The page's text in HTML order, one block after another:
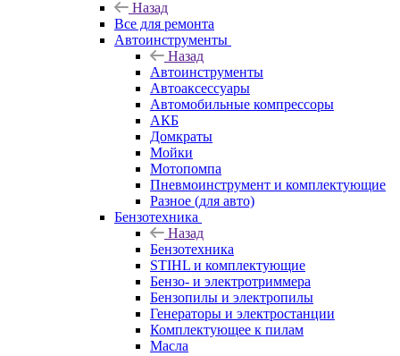
Назад
Все для ремонта
Автоинструменты
Назад
Автоинструменты
Автоаксессуары
Автомобильные компрессоры
АКБ
Домкраты
Мойки
Мотопомпа
Пневмоинструмент и комплектующие
Разное (для авто)
Бензотехника
Назад
Бензотехника
STIHL и комплектующие
Бензо- и электротриммера
Бензопилы и электропилы
Генераторы и электростанции
Комплектующее к пилам
Масла